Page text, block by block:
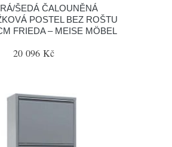
ŠEDÁ ČALOUNĚNÁ
POSTEL BEZ ROŠTU
FRIEDA – MEISE MÖBEL
20 096 Kč